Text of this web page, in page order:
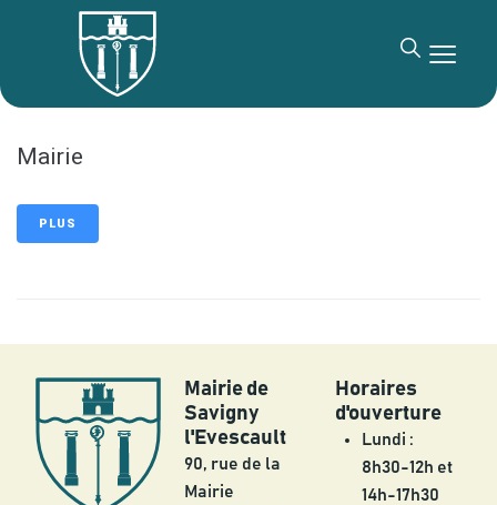
Mairie
PLUS
Mairie de
Savigny
l'Evescault
90, rue de la
Mairie
Horaires
d'ouverture
Lundi :
8h30-12h et
14h-17h30